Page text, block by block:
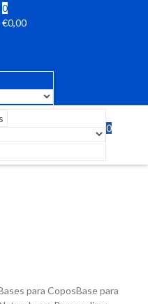
0
€0,00
0
para CoposBase para